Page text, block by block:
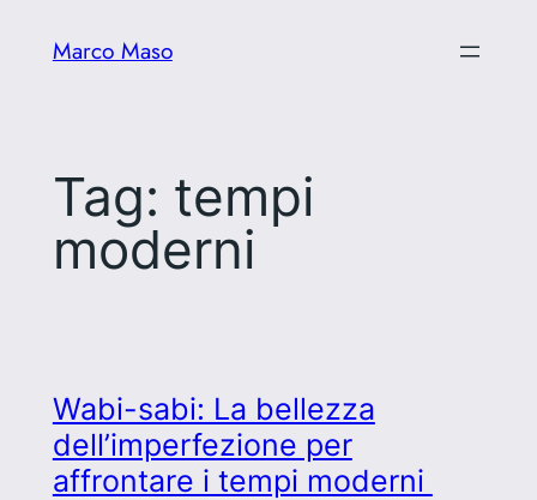
Marco Maso
Tag: tempi
moderni
Wabi-sabi: La bellezza
dell’imperfezione per
affrontare i tempi moderni